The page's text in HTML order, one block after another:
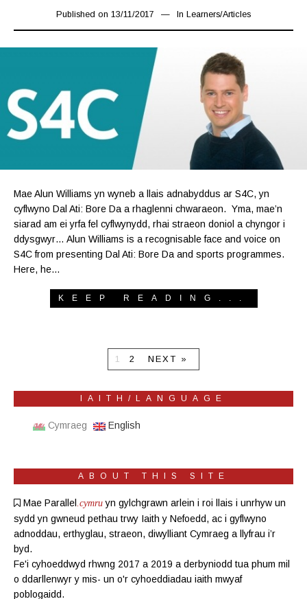
Published on 13/11/2017 17/03/2019
In Learners/Articles
Mae Alun Williams yn wyneb a llais adnabyddus ar S4C, yn
cyflwyno Dal Ati: Bore Da a rhaglenni chwaraeon. Yma, mae’n
siarad am ei yrfa fel cyflwynydd, rhai straeon doniol a chyngor i
ddysgwyr… Alun Williams is a recognisable face and voice on
S4C from presenting Dal Ati: Bore Da and sports programmes.
Here, he…
KEEP READING...
1 2 NEXT »
IAITH/LANGUAGE
Cymraeg English
ABOUT THIS SITE
Mae Parallel .cymru yn gylchgrawn arlein i roi llais i unrhyw un
sydd yn gwneud pethau trwy Iaith y Nefoedd, ac i gyflwyno
adnoddau, erthyglau, straeon, diwylliant Cymraeg a llyfrau i’r
byd.
Fe'i cyhoeddwyd rhwng 2017 a 2019 a derbyniodd tua phum mil
o ddarllenwyr y mis- un o'r cyhoeddiadau iaith mwyaf
poblogaidd.